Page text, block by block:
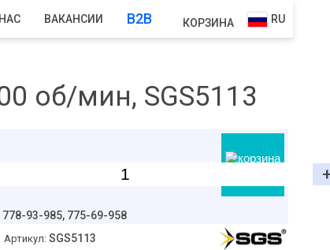
ВАКАНСИИ B2B КОРЗИНА RU
об/мин, SGS5113
778-93-985, 775-69-958
Артикул: SGS5113